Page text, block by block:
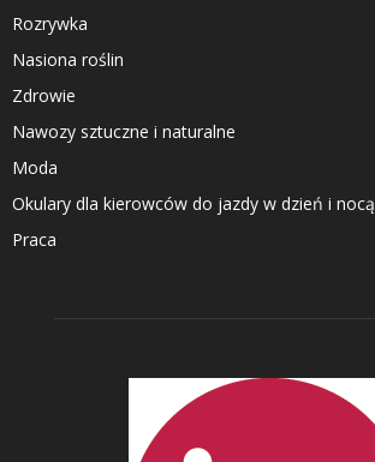
Rozrywka
Nasiona roślin
Zdrowie
Nawozy sztuczne i naturalne
Moda
Okulary dla kierowców do jazdy w dzień i nocą
Praca